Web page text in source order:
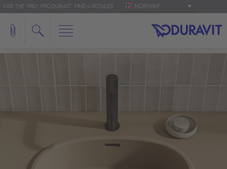
FOR THE 'PRO': PRO.DURAVIT FIND A RETAILER NORWAY